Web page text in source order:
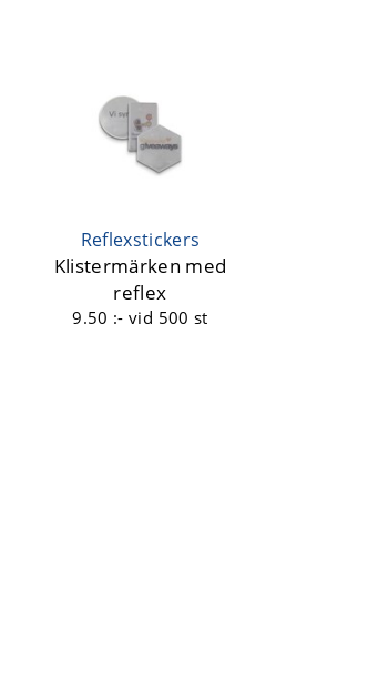
Reflexstickers
Klistermärken med
reflex
9.50 :-vid 500 st